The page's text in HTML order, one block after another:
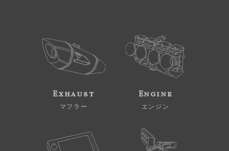
Exhaust
マフラー
Engine
エンジン